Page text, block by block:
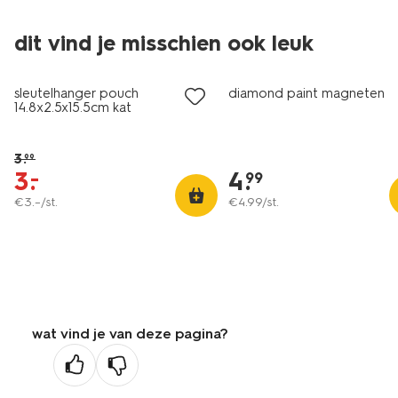
dit vind je misschien ook leuk
korting
sleutelhanger pouch
14.8x2.5x15.5cm kat
3.99
3.
–
€3.–/st.
diamond paint magneten
4.
99
€4.99/st.
wat vind je van deze pagina?